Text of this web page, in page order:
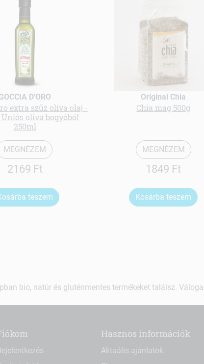
D'ORO
extra szűz olíva olaj -
olíva bogyóból
250ml
MEGNÉZEM
2169 Ft
teszem
Original Chia
Chia mag 500g
MEGNÉZEM
1849 Ft
Kosárba teszem
bio, natúr és gluténmentes termékeket találsz.
Hasznos információk
Aktuális ajánlatok